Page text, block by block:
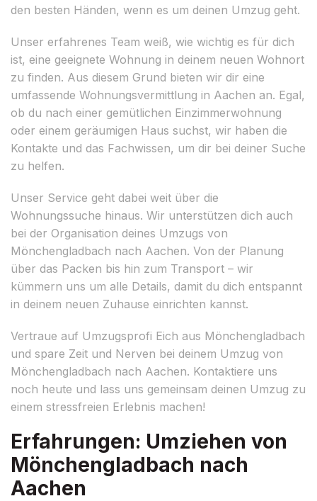
den besten Händen, wenn es um deinen Umzug geht.
Unser erfahrenes Team weiß, wie wichtig es für dich
ist, eine geeignete Wohnung in deinem neuen Wohnort
zu finden. Aus diesem Grund bieten wir dir eine
umfassende Wohnungsvermittlung in Aachen an. Egal,
ob du nach einer gemütlichen Einzimmerwohnung
oder einem geräumigen Haus suchst, wir haben die
Kontakte und das Fachwissen, um dir bei deiner Suche
zu helfen.
Unser Service geht dabei weit über die
Wohnungssuche hinaus. Wir unterstützen dich auch
bei der Organisation deines Umzugs von
Mönchengladbach nach Aachen. Von der Planung
über das Packen bis hin zum Transport – wir
kümmern uns um alle Details, damit du dich entspannt
in deinem neuen Zuhause einrichten kannst.
Vertraue auf Umzugsprofi Eich aus Mönchengladbach
und spare Zeit und Nerven bei deinem Umzug von
Mönchengladbach nach Aachen. Kontaktiere uns
noch heute und lass uns gemeinsam deinen Umzug zu
einem stressfreien Erlebnis machen!
Erfahrungen: Umziehen von
Mönchengladbach nach
Aachen